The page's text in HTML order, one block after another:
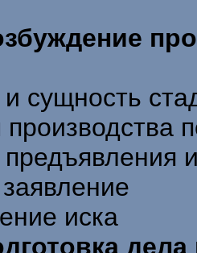
сущность
иска